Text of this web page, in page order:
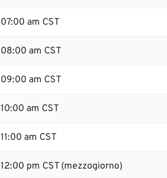
07:00 am CST
08:00 am CST
09:00 am CST
10:00 am CST
11:00 am CST
12:00 pm CST (mezzogiorno)